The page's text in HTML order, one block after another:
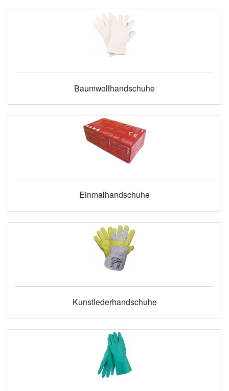
Baumwollhandschuhe
Einmalhandschuhe
Kunstlederhandschuhe